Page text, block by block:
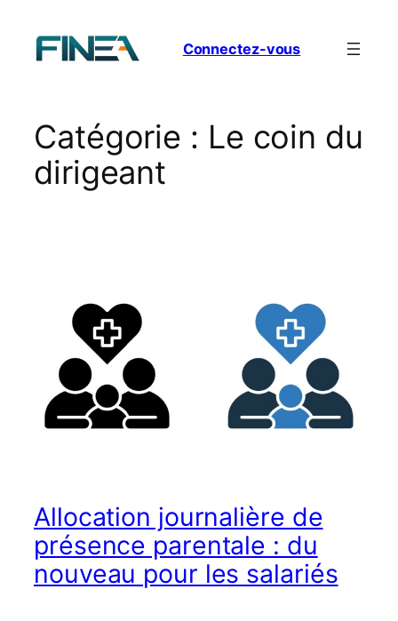
contenu
Connectez-vous
Catégorie : Le coin du
dirigeant
Allocation journalière de
présence parentale : du
nouveau pour les salariés